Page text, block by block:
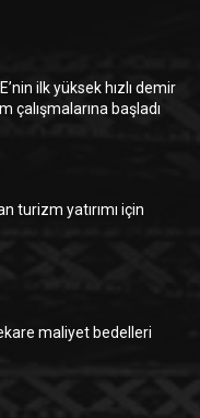
ilk yüksek hızlı demir
çalışmalarına başladı
turizm yatırımı için
maliyet bedelleri